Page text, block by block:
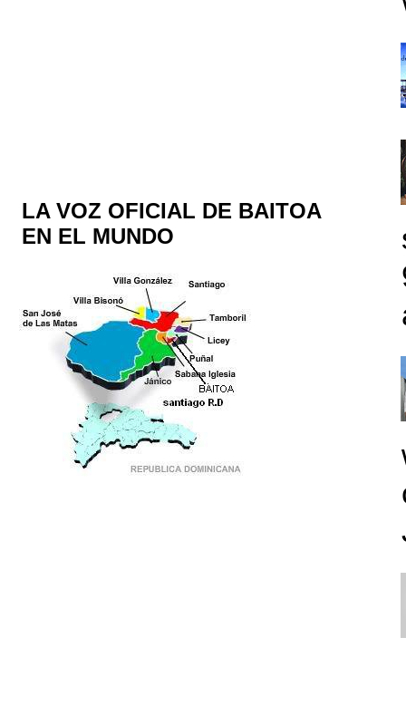
LA VOZ OFICIAL DE BAITOA
EN EL MUNDO